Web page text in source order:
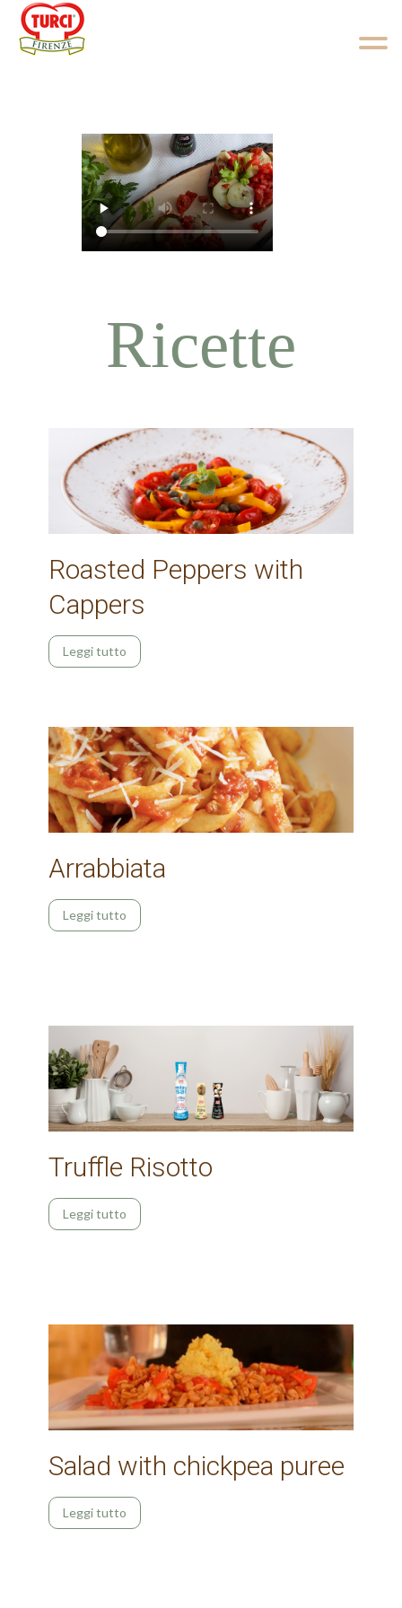
Skip to content
Ricette
Roasted Peppers with
Cappers
Leggi tutto
Arrabbiata
Leggi tutto
Truffle Risotto
Leggi tutto
Salad with chickpea puree
Leggi tutto